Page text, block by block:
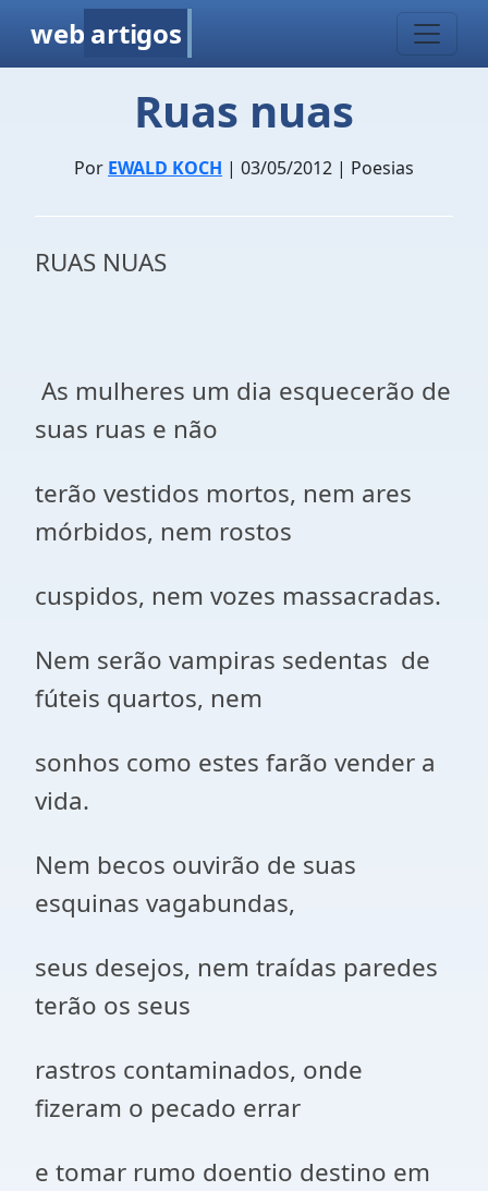
web artigos
Ruas nuas
Por EWALD KOCH | 03/05/2012 | Poesias
RUAS NUAS
As mulheres um dia esquecerão de
suas ruas e não
terão vestidos mortos, nem ares
mórbidos, nem rostos
cuspidos, nem vozes massacradas.
Nem serão vampiras sedentas de
fúteis quartos, nem
sonhos como estes farão vender a
vida.
Nem becos ouvirão de suas
esquinas vagabundas,
seus desejos, nem traídas paredes
terão os seus
rastros contaminados, onde
fizeram o pecado errar
e tomar rumo doentio destino em